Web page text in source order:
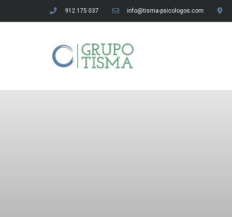
912 175 037 info@tisma-psicologos.com